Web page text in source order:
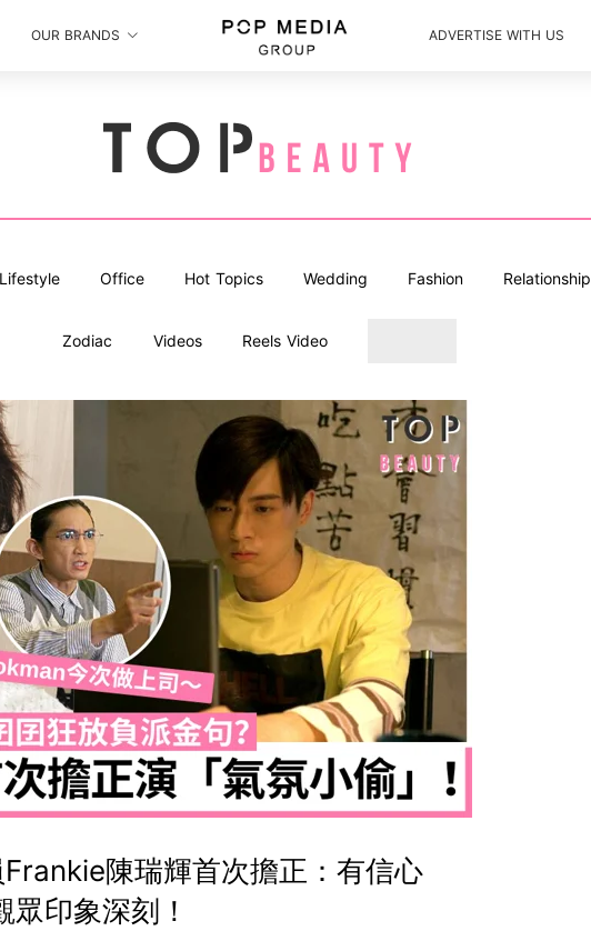
OUR BRANDS ADVERTISE WITH US
Lifestyle Office Hot Topics Wedding Fashion Relationship
Zodiac Videos Reels Video
Frankie陳瑞輝首次擔正：有信心
眾印象深刻！